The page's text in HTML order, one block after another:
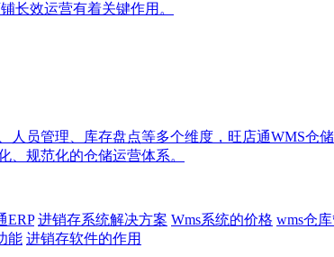
长效运营有着关键作用。
员管理、库存盘点等多个维度，旺店通WMS仓
规范化的仓储运营体系。
ERP 进销存系统解决方案 Wms系统的价格 wms仓
能 进销存软件的作用